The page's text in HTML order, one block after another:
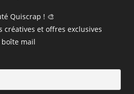
Quiscrap ! 🎨
créatives et offres exclusives
mail